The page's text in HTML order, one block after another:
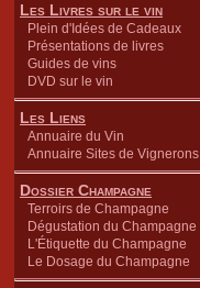
Les Livres sur le vin
Plein d'Idées de Cadeaux
Présentations de livres
Guides de vins
DVD sur le vin
Les Liens
Annuaire du Vin
Annuaire Sites de Vignerons
Dossier Champagne
Terroirs de Champagne
Dégustation du Champagne
L'Étiquette du Champagne
Le Dosage du Champagne